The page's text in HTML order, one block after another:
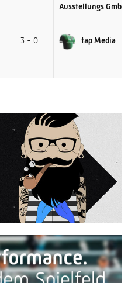
Ausstellungs GmbH
3 - 0 tap Media